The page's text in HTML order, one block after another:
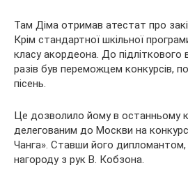
Там Діма отримав атестат про
Крім стандартної шкільної
класу акордеона. До підліткового
разів був переможцем конкурсів,
пісень.
Це дозволило йому в останньому
делегованим до Москви на
Чанга». Ставши його
нагороду з рук В. Кобзона.